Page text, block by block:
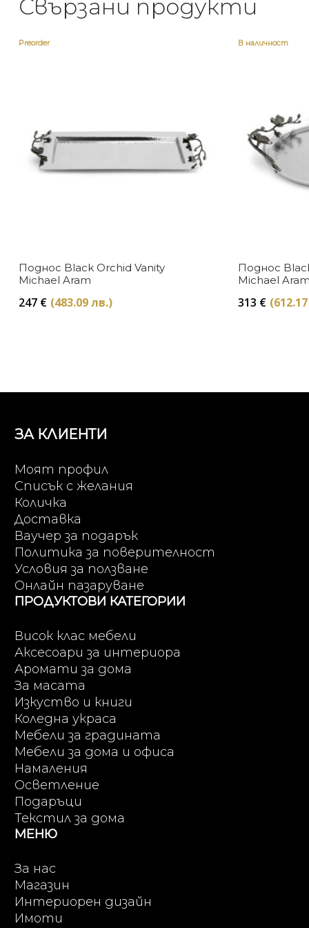
Свързани продукти
Preorder
Поднос Black Orchid Vanity
Michael Aram
247 € (483.09 лв.)
В наличност
Поднос
Michael
313 €
ЗА КЛИЕНТИ
Моят профил
Списък с желания
Количка
Доставка
Ваучер за подарък
Политика за поверителност
Условия за ползване
Онлайн пазаруване
ПРОДУКТОВИ КАТЕГОРИИ
Висок клас мебели
Аксесоари за интериора
Аромати за дома
За масата
Изкуство и книги
Коледна украса
Мебели за градината
Мебели за дома и офиса
Намаления
Осветление
Подаръци
Текстил за дома
МЕНЮ
За нас
Магазин
Интериорен дизайн
Имоти